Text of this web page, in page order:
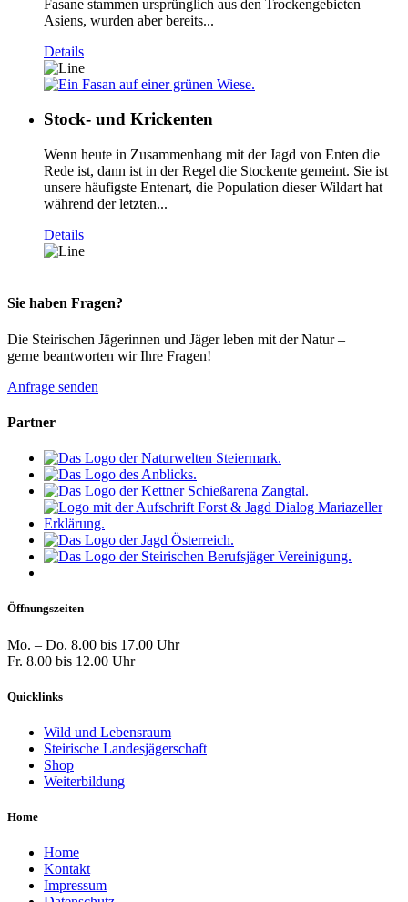
Fasane stammen ursprünglich aus den Trockengebieten
Asiens, wurden aber bereits...
Details
Stock- und Krickenten
Wenn heute in Zusammenhang mit der Jagd von Enten die
Rede ist, dann ist in der Regel die Stockente gemeint. Sie ist
unsere häufigste Entenart, die Population dieser Wildart hat
während der letzten...
Details
Sie haben Fragen?
Die Steirischen Jägerinnen und Jäger leben mit der Natur –
gerne beantworten wir Ihre Fragen!
Anfrage senden
Partner
Öffnungszeiten
Mo. – Do. 8.00 bis 17.00 Uhr
Fr. 8.00 bis 12.00 Uhr
Quicklinks
Wild und Lebensraum
Steirische Landesjägerschaft
Shop
Weiterbildung
Home
Home
Kontakt
Impressum